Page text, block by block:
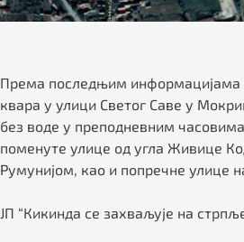
Према последњим информацијама
квара у улици Светог Саве у
без воде у преподневним
поменуте улице од угла Живице
Румунијом, као и попречне улице
ЈП “Кикинда се захваљује на